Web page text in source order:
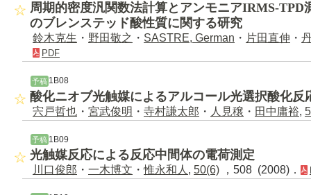
周期的密度汎関数法計算とアンモニアIRMS-TPD
のブレンステッド酸性質に関する研究
鈴木克生 ・ 野田敬之 ・ SASTRE, German ・ 片田直伸 ・
PDF
予稿 1B08
酸化ニオブ光触媒によるアルコール光選択酸化反
宍戸哲也 ・ 宮武俊明 ・ 寺村謙太郎 ・ 人見穣 ・ 田中庸裕,
予稿 1B09
光触媒反応による反応中間体の電荷測定
川口俊郎 ・ 一木博文 ・惟永和人 , 50(6) ，508 (2008)．